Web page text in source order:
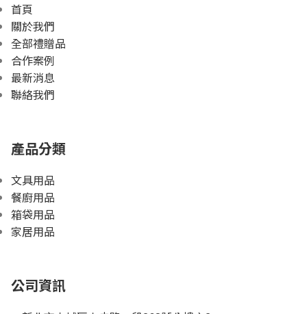
首頁
關於我們
全部禮贈品
合作案例
最新消息
聯絡我們
產品分類
文具用品
餐廚用品
箱袋用品
家居用品
公司資訊